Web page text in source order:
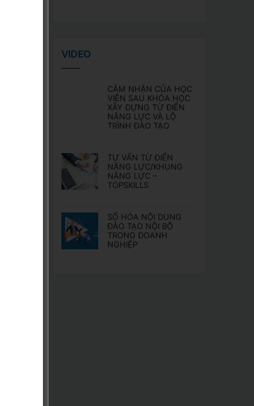
VIDEO
CẢM NHẬN CỦA HỌC
VIÊN SAU KHÓA HỌC
XÂY DỰNG TỪ ĐIỂN
NĂNG LỰC VÀ LỘ
TRÌNH ĐÀO TẠO
TƯ VẤN TỪ ĐIỂN
NĂNG LỰC/KHUNG
NĂNG LỰC –
TOPSKILLS
SỐ HÓA NỘI DUNG
ĐÀO TẠO NỘI BỘ
TRONG DOANH
NGHIỆP